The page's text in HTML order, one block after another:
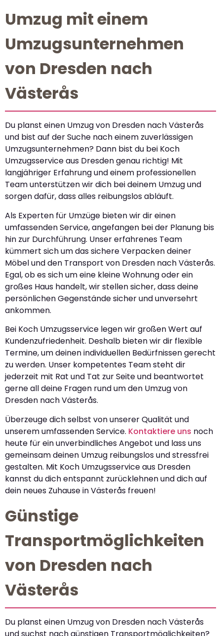
Umzug mit einem
Umzugsunternehmen
von Dresden nach
Västerås
Du planst einen Umzug von Dresden nach Västerås
und bist auf der Suche nach einem zuverlässigen
Umzugsunternehmen? Dann bist du bei Koch
Umzugsservice aus Dresden genau richtig! Mit
langjähriger Erfahrung und einem professionellen
Team unterstützen wir dich bei deinem Umzug und
sorgen dafür, dass alles reibungslos abläuft.
Als Experten für Umzüge bieten wir dir einen
umfassenden Service, angefangen bei der Planung bis
hin zur Durchführung. Unser erfahrenes Team
kümmert sich um das sichere Verpacken deiner
Möbel und den Transport von Dresden nach Västerås.
Egal, ob es sich um eine kleine Wohnung oder ein
großes Haus handelt, wir stellen sicher, dass deine
persönlichen Gegenstände sicher und unversehrt
ankommen.
Bei Koch Umzugsservice legen wir großen Wert auf
Kundenzufriedenheit. Deshalb bieten wir dir flexible
Termine, um deinen individuellen Bedürfnissen gerecht
zu werden. Unser kompetentes Team steht dir
jederzeit mit Rat und Tat zur Seite und beantwortet
gerne all deine Fragen rund um den Umzug von
Dresden nach Västerås.
Überzeuge dich selbst von unserer Qualität und
unserem umfassenden Service. Kontaktiere uns noch
heute für ein unverbindliches Angebot und lass uns
gemeinsam deinen Umzug reibungslos und stressfrei
gestalten. Mit Koch Umzugsservice aus Dresden
kannst du dich entspannt zurücklehnen und dich auf
dein neues Zuhause in Västerås freuen!
Günstige
Transportmöglichkeiten
von Dresden nach
Västerås
Du planst einen Umzug von Dresden nach Västerås